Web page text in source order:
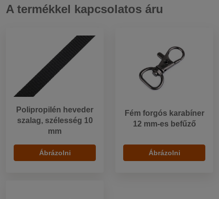
A termékkel kapcsolatos áru
Polipropilén heveder
szalag, szélesség 10
mm
Ábrázolni
Fém forgós karabíner
12 mm-es befűző
Ábrázolni